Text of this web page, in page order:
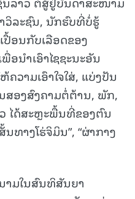
ວິລະຊົນ, ນັກຮົບທີ່ບໍ່ຮູ້
ປື້ອນກັບເລືອດຂອງ
ອນໍາເອົາໄຊຊະນະອັນ
ວາມເອົາໃຈໃສ່, ແບ່ງປັນ
ສອງສົງຄາມຕໍ່ຕ້ານ, ພັກ,
ໄດ້ສະຫຼະພື້ນທີ່ຂອງຕົນ
ທາງໂຮ່ຈິມິນ”, “ຜ່າກາງ
າມໃນສົນທິສັນຍາ